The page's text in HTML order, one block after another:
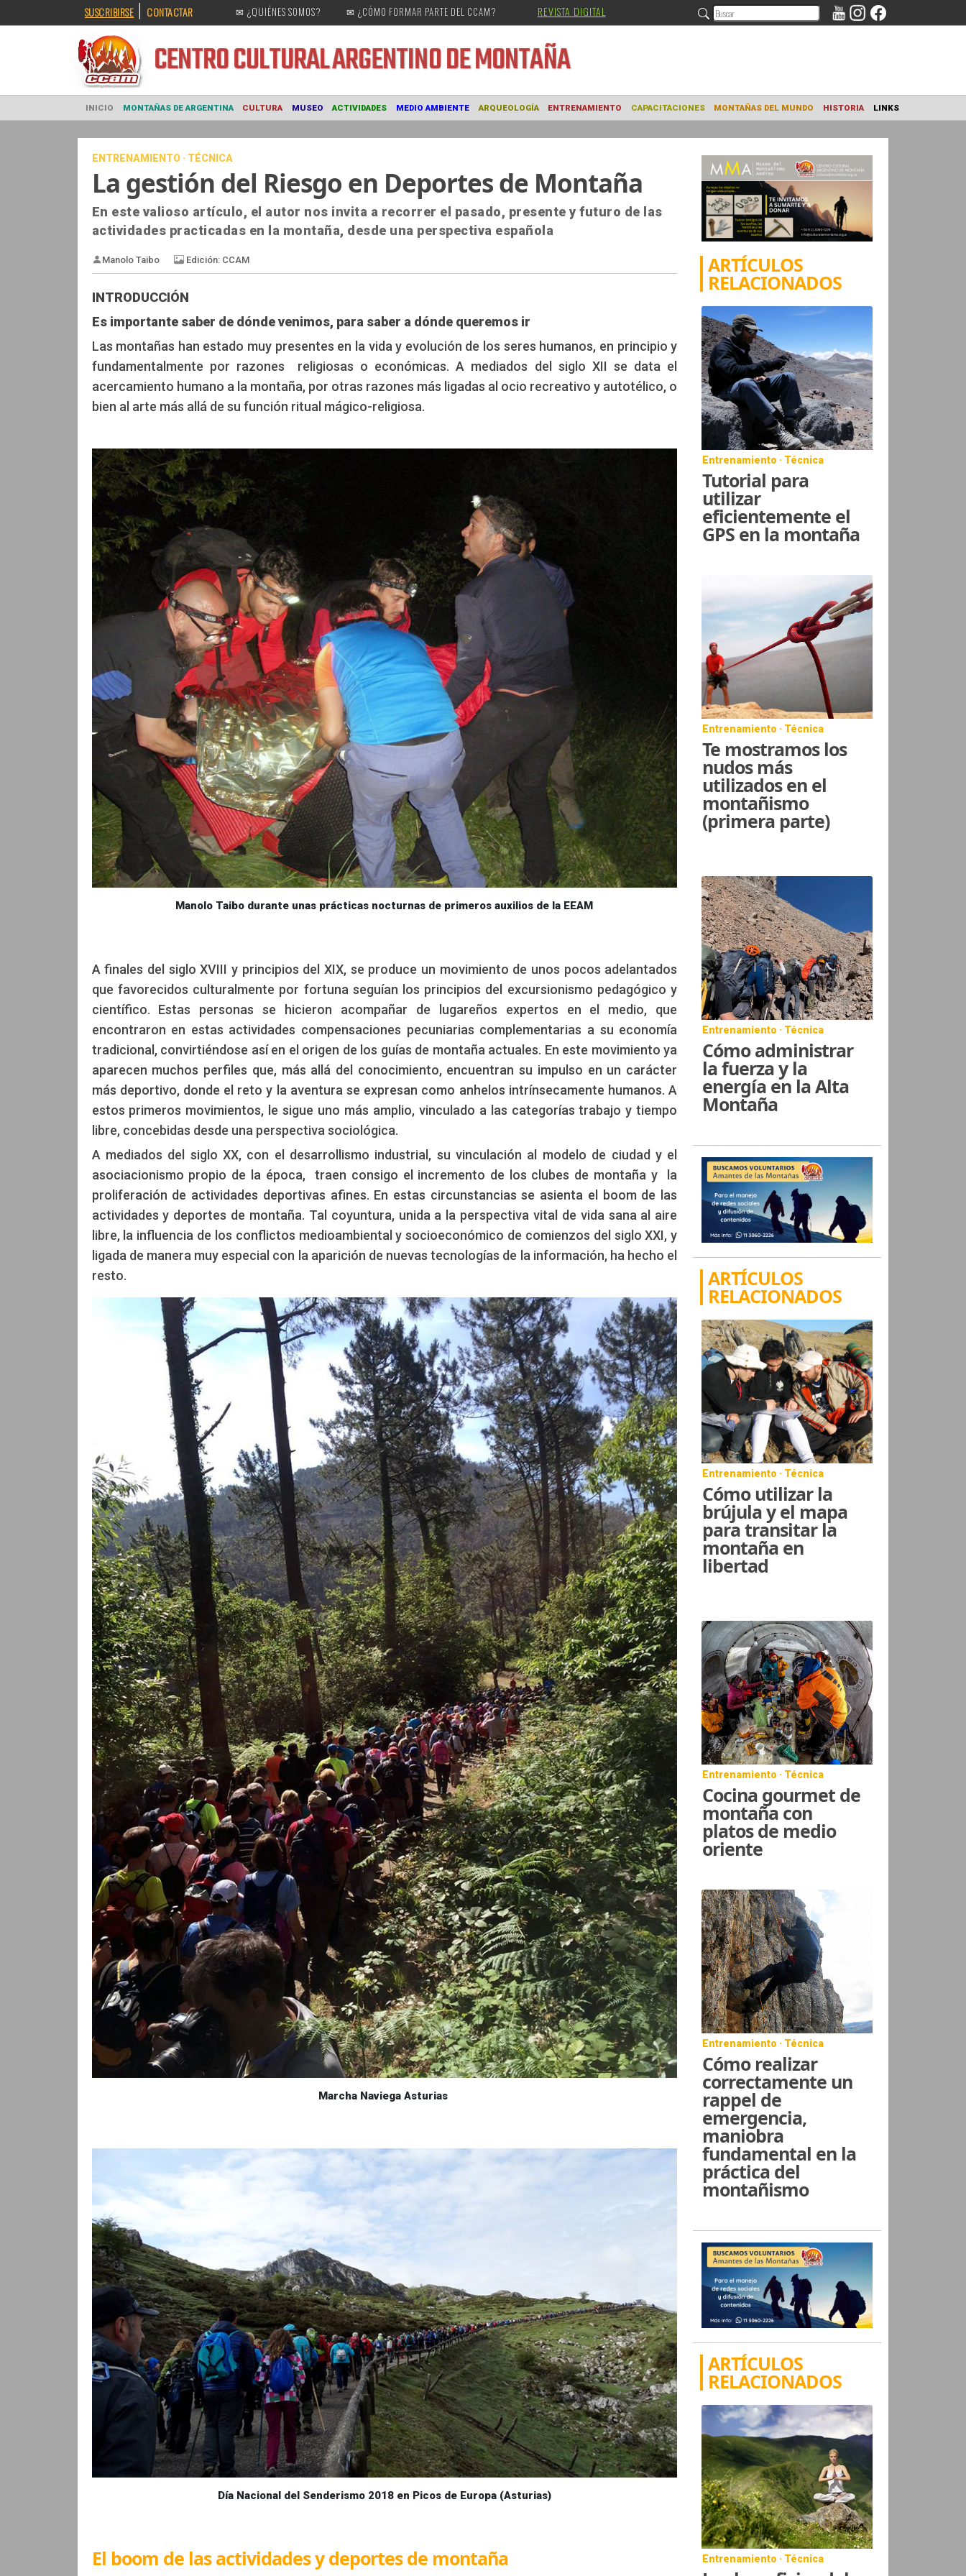
SUSCRIBIRSE | CONTACTAR ✉ ¿QUIÉNES SOMOS? ✉ ¿CÓMO FORMAR PARTE DEL CCAM? REVISTA DIGITAL
CENTRO CULTURALARGENTINO DE MONTAÑA
INICIO MONTAÑAS DE ARGENTINA CULTURA MUSEO ACTIVIDADES MEDIO AMBIENTE ARQUEOLOGÍA ENTRENAMIENTO CAPACITACIONES MONTAÑAS DEL MUNDO HISTORIA
ENTRENAMIENTO · TÉCNICA
La gestión del Riesgo en Deportes de Montaña
En este valioso artículo, el autor nos invita a recorrer el pasado, presente y futuro de las
actividades practicadas en la montaña, desde una perspectiva española
Manolo Taibo Edición: CCAM
INTRODUCCIÓN
Es importante saber de dónde venimos, para saber a dónde queremos ir
Las montañas han estado muy presentes en la vida y evolución de los seres humanos, en principio y
fundamentalmente por razones religiosas o económicas. A mediados del siglo XII se data el
acercamiento humano a la montaña, por otras razones más ligadas al ocio recreativo y autotélico, o
bien al arte más allá de su función ritual mágico-religiosa.
Manolo Taibo durante unas prácticas nocturnas de primeros auxilios de la EEAM
A finales del siglo XVIII y principios del XIX, se produce un movimiento de unos pocos adelantados
que favorecidos culturalmente por fortuna seguían los principios del excursionismo pedagógico y
científico. Estas personas se hicieron acompañar de lugareños expertos en el medio, que
encontraron en estas actividades compensaciones pecuniarias complementarias a su economía
tradicional, convirtiéndose así en el origen de los guías de montaña actuales. En este movimiento ya
aparecen muchos perfiles que, más allá del conocimiento, encuentran su impulso en un carácter
más deportivo, donde el reto y la aventura se expresan como anhelos intrínsecamente humanos. A
estos primeros movimientos, le sigue uno más amplio, vinculado a las categorías trabajo y tiempo
libre, concebidas desde una perspectiva sociológica.
A mediados del siglo XX, con el desarrollismo industrial, su vinculación al modelo de ciudad y el
asociacionismo propio de la época, traen consigo el incremento de los clubes de montaña y la
proliferación de actividades deportivas afines. En estas circunstancias se asienta el boom de las
actividades y deportes de montaña. Tal coyuntura, unida a la perspectiva vital de vida sana al aire
libre, la influencia de los conflictos medioambiental y socioeconómico de comienzos del siglo XXI, y
ligada de manera muy especial con la aparición de nuevas tecnologías de la información, ha hecho el
resto.
Marcha Naviega Asturias
Día Nacional del Senderismo 2018 en Picos de Europa (Asturias)
El boom de las actividades y deportes de montaña
ARTÍCULOS
RELACIONADOS
Entrenamiento · Técnica
Tutorial para
utilizar
eficientemente el
GPS en la montaña
Entrenamiento · Técnica
Te mostramos los
nudos más
utilizados en el
montañismo
(primera parte)
Entrenamiento · Técnica
Cómo administrar
la fuerza y la
energía en la Alta
Montaña
ARTÍCULOS
RELACIONADOS
Entrenamiento · Técnica
Cómo utilizar la
brújula y el mapa
para transitar la
montaña en
libertad
Entrenamiento · Técnica
Cocina gourmet de
montaña con
platos de medio
oriente
Entrenamiento · Técnica
Cómo realizar
correctamente un
rappel de
emergencia,
maniobra
fundamental en la
práctica del
montañismo
ARTÍCULOS
RELACIONADOS
Entrenamiento · Técnica